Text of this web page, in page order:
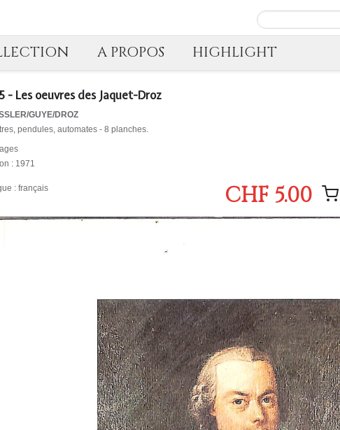
A PROPOS HIGHLIGHT
- Les oeuvres des Jaquet-Droz
GUYE/DROZ
pendules, automates - 8 planches.
: 1971
: français CHF 5.00